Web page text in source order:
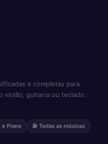
e completas para
violão, guitarra ou teclado.
e Piano
🎤 Todas as músicas